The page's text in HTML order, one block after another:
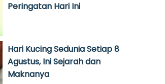
Peringatan Hari Ini
Hari Kucing Sedunia Setiap 8
Agustus, Ini Sejarah dan
Maknanya